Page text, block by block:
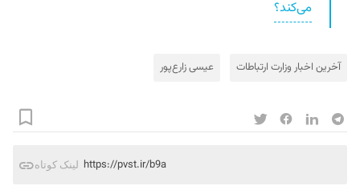
می‌کند؟
آخرین اخبار وزارت ارتباطات عیسی زارع‌پور
لینک کوتاه https://pvst.ir/b9a